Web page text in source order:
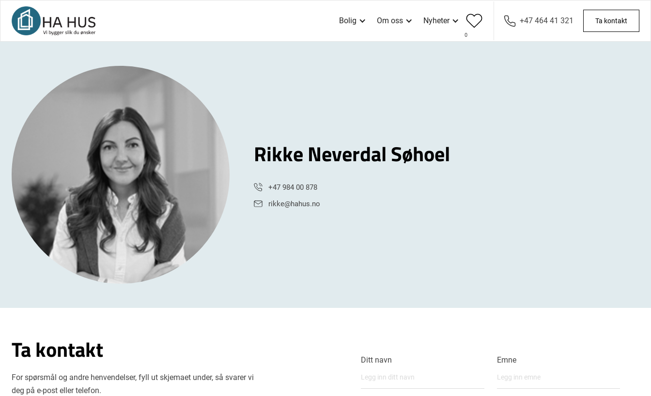
Bolig Om oss Nyheter
0
+47 464 41 321 Ta kontakt
Rikke Neverdal Søhoel
+47 984 00 878
rikke@hahus.no
Ta kontakt
For spørsmål og andre henvendelser, fyll ut skjemaet under, så svarer vi
deg på e-post eller telefon.
Ditt navn Emne